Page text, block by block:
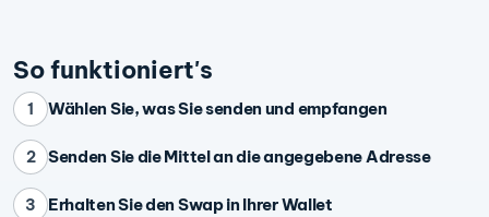
So funktioniert's
1 Wählen Sie, was Sie senden und empfangen
2 Senden Sie die Mittel an die angegebene Adresse
3 Erhalten Sie den Swap in Ihrer Wallet